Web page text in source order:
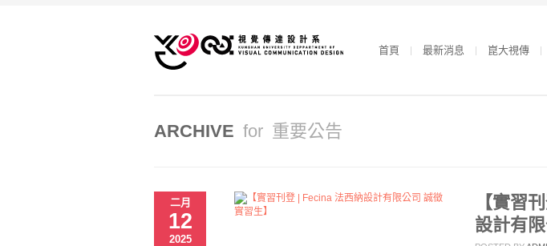
首頁 最新消息 崑大視傳
ARCHIVE for 重要公告
二月
12
2025
【實習
設計有